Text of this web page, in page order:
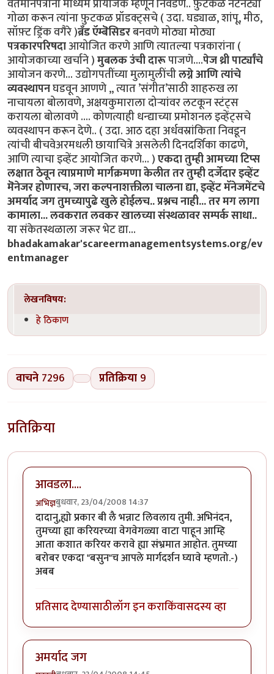
वर्तमानपत्रांना माध्यम प्रायोजक म्हणून निवडणे.. फ़ुटकळ नटनट्या
गोळा करून त्यांना फ़ुटकळ प्रॉडक्ट्सचे ( उदा. घड्याळ, शांपू, मीठ,
सॉफ़्ट ड्रिंक वगैरे )ब्रँड ऍम्बॆसिडरबनवणे मोठ्या मोठ्या
पत्रकारपरिषदाआयोजित करणे आणि त्यातल्या पत्रकारांना (
आयोजकाच्या खर्चाने )मुबलक उंची दारूपाजणे....पेज थ्री पार्ट्यांचे
आयोजन करणे... उद्योगपतींच्या मुलामुलींचीलग्ने आणि त्यांचे
व्यवस्थापनघडवून आणणे ,, त्यात ’संगीत’साठी शाहरुख ला
नाचायला बोलावणे, अक्षयकुमाराला दोर्‍यांवर लटकून स्टंट्स
करायला बोलावणे .... कोणत्याही धन्द्याच्या प्रमोशनल इव्हेंट्सचे
व्यवस्थापन करून देणे.. ( उदा. आठ दहा अर्धवस्रांकिता निवडून
त्यांची बीचवेअरमधली छायाचित्रे असलेली दिनदर्शिका काढणे,
आणि त्याचा इव्हेंट आयोजित करणे... )एकदा तुम्ही आमच्या टिप्स
लक्षात ठेवून त्याप्रमाणे मार्गक्रमणा केलीत तर तुम्ही दर्जेदार इव्हेंट
मॆनेजर होणारच, जरा कल्पनाशक्तीला चालना द्या, इव्हेंट मॅनेजमेंटचे
अमर्याद जग तुमच्यापुढे खुले होईलच.. प्रश्नच नाही... तर मग लागा
कामाला... लवकरात लवकर खालच्या संस्थळावर सम्पर्क साधा..
या संकेतस्थळाला जरूर भेट द्या...
bhadakamakar'scareermanagementsystems.org/ev
entmanager
लेखनविषय:
हे ठिकाण
वाचने 7296 प्रतिक्रिया 9
प्रतिक्रिया
आवडला....
अभिज्ञबुधवार, 23/04/2008 14:37
दादानु,ह्यो प्रकार बी लै भन्नाट लिवलाय तुमी. अभिनंदन,
तुमच्या ह्या करियरच्या वेगवेगळ्या वाटा पाहून आम्हि
आता कशात करियर करावे ह्या संभ्रमात आहोत. तुमच्या
बरोबर एकदा "बसुन"च आपले मार्गदर्शन घ्यावे म्हणतो.-)
अबब
प्रतिसाद देण्यासाठीलॉग इन कराकिंवासदस्य व्हा
अमर्याद जग